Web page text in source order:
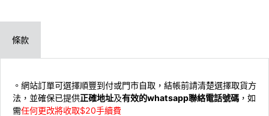
條款
。網站訂單可選擇順豐到付或門市自取，結帳前請清楚選擇取貨方
法，並確保已提供正確地址及有效的whatsapp聯絡電話號碼 ，如
需任何更改將收取$20手續費